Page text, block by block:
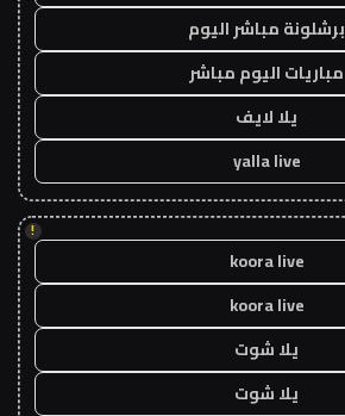
برشلونة مباشر اليوم
مباريات اليوم مباشر
يلا لايف
yalla live
!
koora live
koora live
يلا شوت
يلا شوت